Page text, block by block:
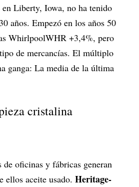
en Liberty, Iowa, no ha tenido
años. Empezó en los años 50
WhirlpoolWHR +3,4%, pero
de mercancías. El múltiplo
ganga: La media de la última
cristalina
de oficinas y fábricas generan
ellos aceite usado. Heritage-